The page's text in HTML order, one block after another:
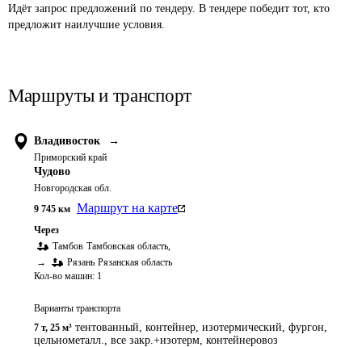
Идёт запрос предложений по тендеру. В тендере победит тот, кто
предложит наилучшие условия.
Маршруты и транспорт
Владивосток →
Приморский край
Чудово
Новгородская обл.
9 745 км Маршрут на карте
Через
Тамбов Тамбовская область,
→
Рязань Рязанская область
Кол-во машин: 1
Варианты транспорта
7 т, 25 м³ тентованный, контейнер, изотермический, фургон,
цельнометалл., все закр.+изотерм, контейнеровоз